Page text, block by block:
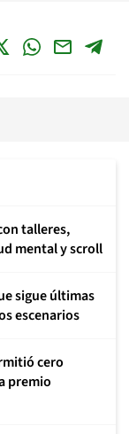
talleres,
mental y scroll
sigue últimas
escenarios
cero
premio